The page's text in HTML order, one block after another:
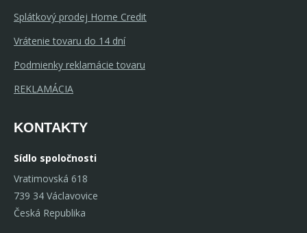
Splátkový prodej Home Credit
Vrátenie tovaru do 14 dní
Podmienky reklamácie tovaru
REKLAMÁCIA
KONTAKTY
Sídlo spoločnosti
Vratimovská 618
739 34 Václavovice
Česká Republika